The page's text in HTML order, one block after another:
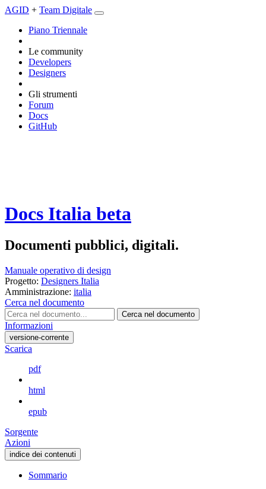
AGID + Team Digitale
Piano Triennale
Le community
Developers
Designers
Gli strumenti
Forum
Docs
GitHub
Docs Italia beta
Documenti pubblici, digitali.
Manuale operativo di design
Progetto: Designers Italia
Amministrazione: italia
Cerca nel documento
Cerca nel documento
Informazioni
versione-corrente
Scarica
pdf
html
epub
Sorgente
Azioni
indice dei contenuti
Sommario